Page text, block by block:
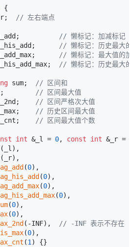
{
r; // 左右端点
// 懒标记：加减标记（
// 懒标记：历史最大的
// 懒标记：最大值的加
// 懒标记：历史最大的
sum;
// 区间和
// 区间最大值
// 区间严格次大值
// 历史区间最大值
// 区间最大值个数
int &_l = 0, const int &_r =
(_l),
(_r),
(0),
(0),
(0),
(0),
(0),
(0),
(-INF),
// -INF 表示不存在
(0),
(1 ) {}